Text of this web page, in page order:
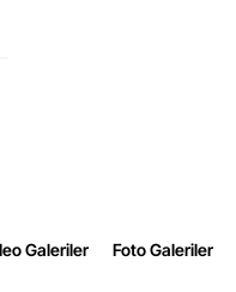
Galeriler Foto Galeriler